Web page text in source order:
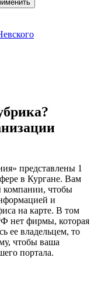
представлены 1
в Кургане. Вам
компании, чтобы
и
на карте. В том
нет фирмы, которая
ее владельцем, то
чтобы ваша
портала.